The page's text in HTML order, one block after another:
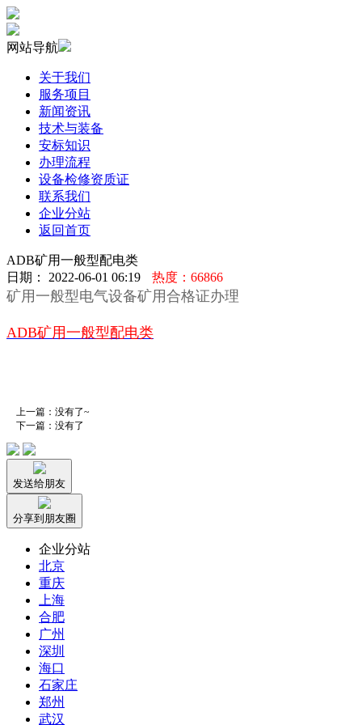
网站导航
关于我们
服务项目
新闻资讯
技术与装备
安标知识
办理流程
设备检修资质证
联系我们
企业分站
返回首页
ADB矿用一般型配电类
日期： 2022-06-01 06:19
热度：66866
矿用一般型电气设备矿用合格证办理
ADB矿用一般型配电类
上一篇：没有了~
下一篇：没有了
发送给朋友
分享到朋友圈
企业分站
北京
重庆
上海
合肥
广州
深圳
海口
石家庄
郑州
武汉